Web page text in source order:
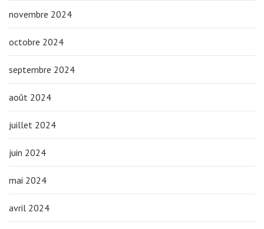
novembre 2024
octobre 2024
septembre 2024
août 2024
juillet 2024
juin 2024
mai 2024
avril 2024